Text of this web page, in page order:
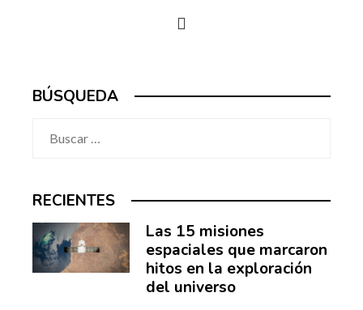
BÚSQUEDA
RECIENTES
Las 15 misiones
espaciales que marcaron
hitos en la exploración
del universo